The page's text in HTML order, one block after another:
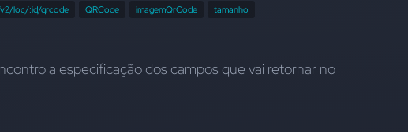
loc/:id/qrcode QRCode imagemQrCode tamanho
a especificação dos campos que vai retornar no